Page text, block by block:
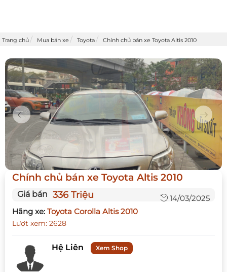
Trang chủ Mua bán xe Toyota Chính chủ bán xe Toyota Altis 2010
Previous Next
Chính chủ bán xe Toyota Altis 2010
14/03/2025
Giá bán 336 Triệu
Hãng xe: Toyota Corolla Altis 2010
Lượt xem: 2628
Hệ Liên Xem Shop